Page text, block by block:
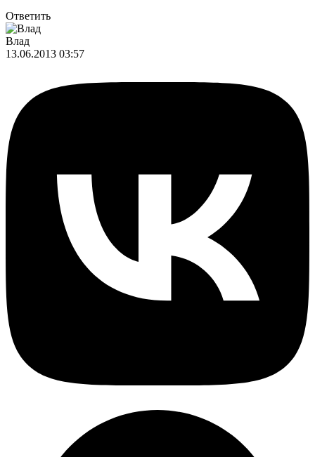
Ответить
Влад
13.06.2013 03:57